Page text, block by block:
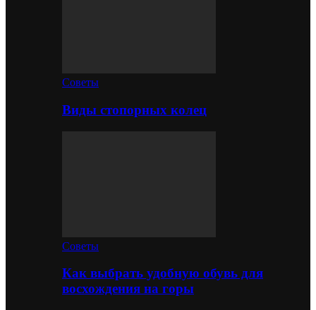
Советы
Виды стопорных колец
Советы
Как выбрать удобную обувь для
восхождения на горы